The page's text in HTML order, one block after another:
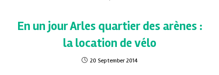
En un jour Arles quartier des arènes :
la location de vélo
20 September 2014